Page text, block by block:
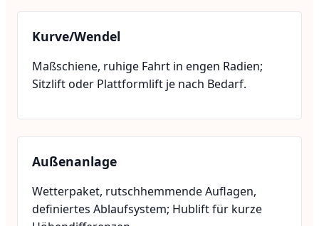
Kurve/Wendel
Maßschiene, ruhige Fahrt in engen Radien;
Sitzlift oder Plattformlift je nach Bedarf.
Außenanlage
Wetterpaket, rutschhemmende Auflagen,
definiertes Ablaufsystem; Hublift für kurze